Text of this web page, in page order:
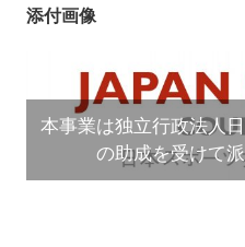
添付画像
本事業は独立行政法人
の助成を受けて